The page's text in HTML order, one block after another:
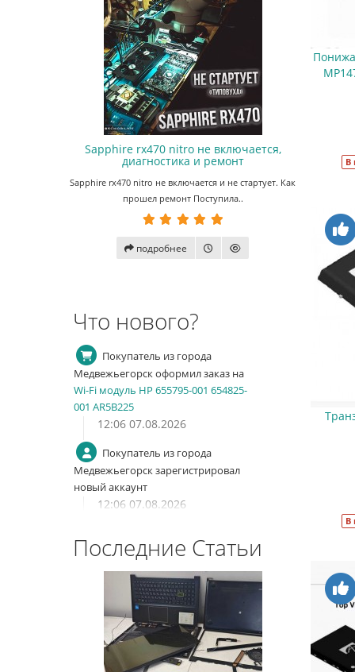
Sapphire rx470 nitro не включается,
диагностика и ремонт
Sapphire rx470 nitro не включается и не стартует. Как
прошел ремонт Поступила..
подробнее
Что нового?
Покупатель из города
Медвежьегорск оформил заказ на
Wi-Fi модуль HP 655795-001 654825-
001 AR5B225
12:06 07.08.2026
Покупатель из города
Медвежьегорск зарегистрировал
новый аккаунт
12:06 07.08.2026
Тольятти авторизовался
18:24 03.08.2026
Покупатель из города Минск
авторизовался
11:10 03.08.2026
Покупатель из города Минск
Последние Статьи
В
В